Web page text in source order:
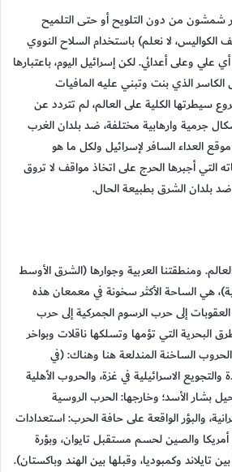
شمشون من دون التلويح أو حتى التلميح
لا نعلم) باستخدام السلاح النووي
علي وعلى أعدائي. لكن إسرائيل اليوم، باعتبارها
الكاسر الذي بنت وتبني عليه المافيات
سيطرتها الكلية على العالم، لم تتردد عن
جرمية وارهابية مختلفة، ضد بلدان الغرب
العداء السافر لإسرائيل ولكل ما هو
التي أجبرها الحرج على اتخاذ مواقف لا تروق
بلدان الشرق بطبيعة الحال.
ومنطقتنا العربية وجوارها (الشرق الأوسط
هي الساحة الأكثر سخونة في معمعان هذه
إلى حرب الرسوم الجمركية إلى حرب
البحرية التي تؤمها وتسلكها ناقلات وبواخر
الساخنة المندلعة هنا وهناك: (في
والتجويع الاسرائيلية في غزة، والحروب الأهلية
بشار الأسد؛ وخارجها: الحرب الروسية
والبؤر الواقعة على حافة الحرب: استعدادات
والصين لحسم مستقبل تايوان، وبؤرة
تايلاند وكمبوديا، وقبلها بين الهند وباكستان).